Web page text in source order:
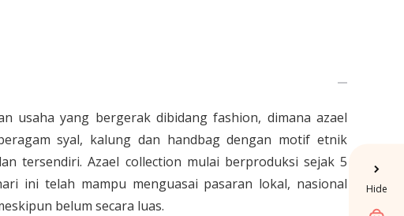
Hide
usaha yang bergerak dibidang fashion, dimana azael
syal, kalung dan handbag dengan motif etnik
tersendiri. Azael collection mulai berproduksi sejak 5
ini telah mampu menguasai pasaran lokal, nasional
belum secara luas.